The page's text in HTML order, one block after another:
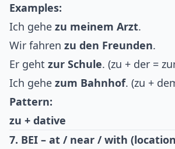
Examples:
Ich gehe zu meinem Arzt.
Wir fahren zu den Freunden.
Er geht zur Schule. (zu + der =
Ich gehe zum Bahnhof. (zu +
Pattern:
zu + dative
7. BEI – at / near / with